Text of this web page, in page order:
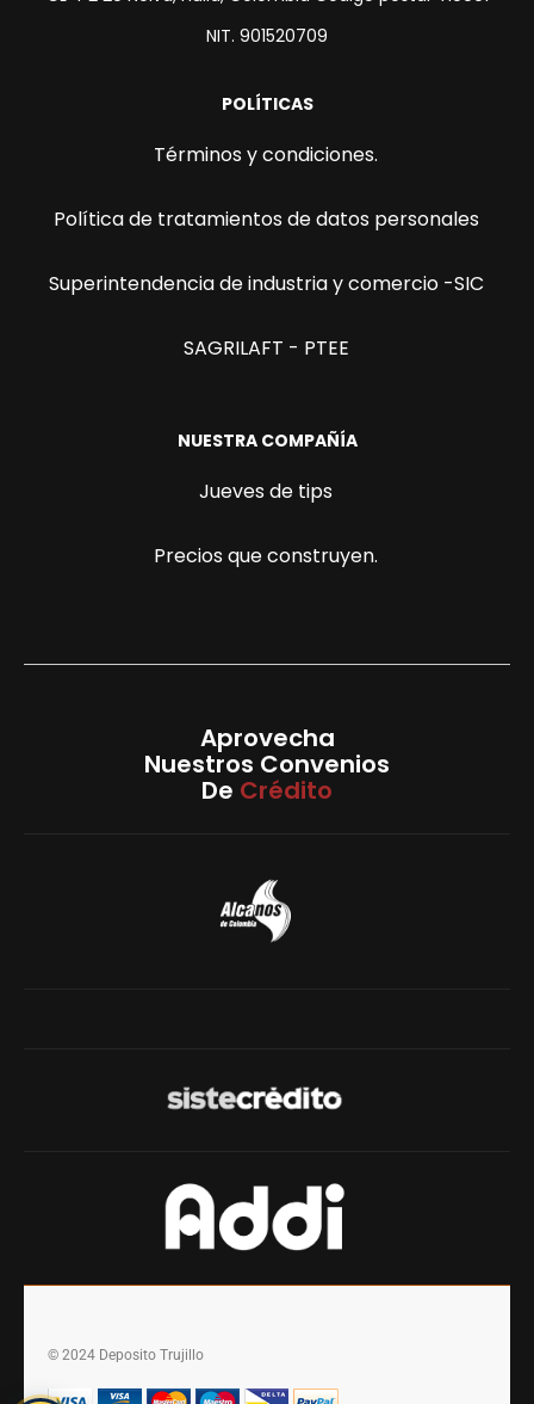
NIT. 901520709
POLÍTICAS
Términos y condiciones.
Política de tratamientos de datos personales
Superintendencia de industria y comercio -SIC
SAGRILAFT - PTEE
NUESTRA COMPAÑÍA
Jueves de tips
Precios que construyen.
Aprovecha
Nuestros Convenios
De Crédito
© 2024 Deposito Trujillo